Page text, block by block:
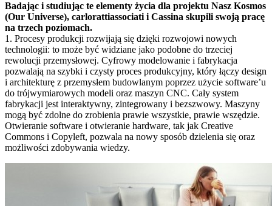
Badając i studiując te elementy życia dla projektu Nasz Kosmos
(Our Universe), carlorattiassociati i Cassina skupili swoją pracę
na trzech poziomach.
1. Procesy produkcji rozwijają się dzięki rozwojowi nowych
technologii: to może być widziane jako podobne do trzeciej
rewolucji przemysłowej. Cyfrowy modelowanie i fabrykacja
pozwalają na szybki i czysty proces produkcyjny, który łączy design
i architekturę z przemysłem budowlanym poprzez użycie software’u
do trójwymiarowych modeli oraz maszyn CNC. Cały system
fabrykacji jest interaktywny, zintegrowany i bezszwowy. Maszyny
mogą być zdolne do zrobienia prawie wszystkie, prawie wszędzie.
Otwieranie software i otwieranie hardware, tak jak Creative
Commons i Copyleft, pozwala na nowy sposób dzielenia się oraz
możliwości zdobywania wiedzy.